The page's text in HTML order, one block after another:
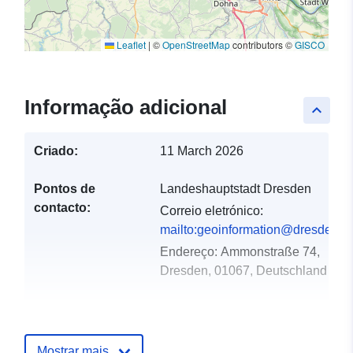
Leaflet | ©OpenStreetMapcontributors ©GISCO
keyboard_arrow_up
Informação adicional
Criado: 11 March 2026
Pontos de
contacto:
Landeshauptstadt Dresden
Correio eletrónico:
Endereço: Ammonstraße 74,
Dresden, 01067, Deutschland